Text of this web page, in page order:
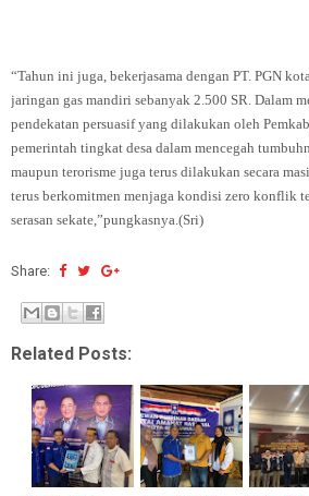
“Tahun ini juga, bekerjasama dengan PT. PGN
jaringan gas mandiri sebanyak 2.500 SR. Dalam
pendekatan persuasif yang dilakukan oleh
pemerintah tingkat desa dalam mencegah
maupun terorisme juga terus dilakukan secara
terus berkomitmen menjaga kondisi zero konflik
serasan sekate,”pungkasnya.(Sri)
Share:
Related Posts: